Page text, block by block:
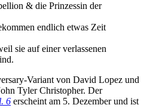
& die Prinzessin der
endlich etwas Zeit
sie auf einer verlassenen
Variant von David Lopez und
Tyler Christopher. Der
6 erscheint am 5. Dezember und ist